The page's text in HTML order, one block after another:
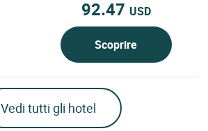
92.47 USD
Scoprire
Vedi tutti gli hotel